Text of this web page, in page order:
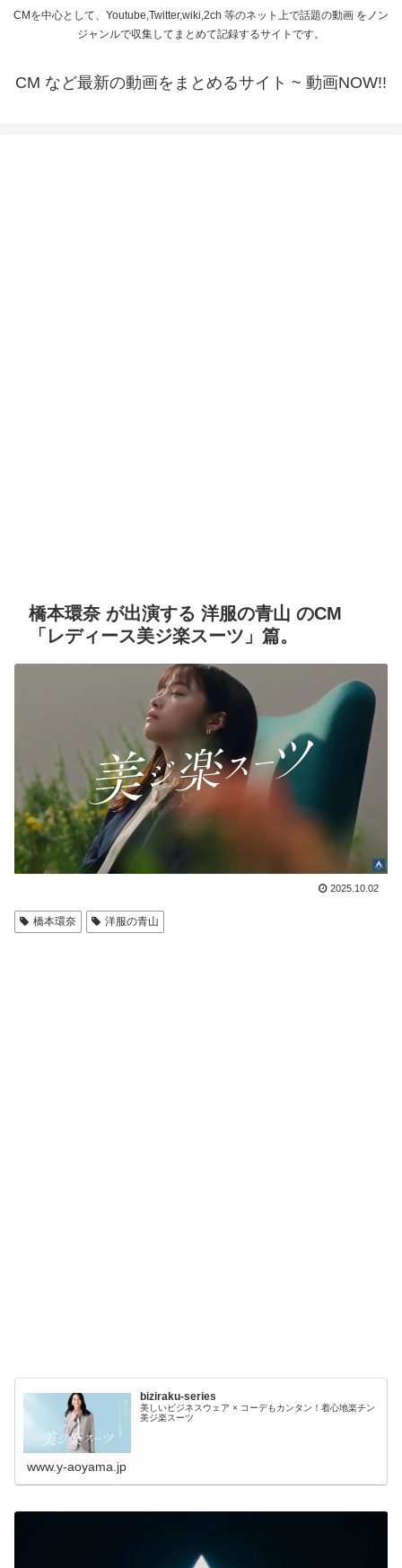
CMを中心として、Youtube,Twitter,wiki,2ch 等のネット上で話題の動画 をノン
ジャンルで収集してまとめて記録するサイトです。
CM など最新の動画をまとめるサイト ~ 動画NOW!!
橋本環奈 が出演する 洋服の青山 のCM
「レディース美ジ楽スーツ」篇。
2025.10.02
橋本環奈 洋服の青山
biziraku-series
美しいビジネスウェア × コーデもカンタン！着心地楽チン
美ジ楽スーツ
www.y-aoyama.jp